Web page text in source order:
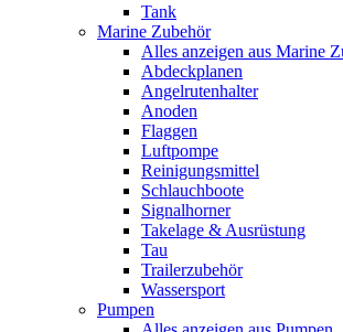
Tank
Marine Zubehör
Alles anzeigen aus Marine
Abdeckplanen
Angelrutenhalter
Anoden
Flaggen
Luftpompe
Reinigungsmittel
Schlauchboote
Signalhorner
Takelage & Ausrüstung
Tau
Trailerzubehör
Wassersport
Pumpen